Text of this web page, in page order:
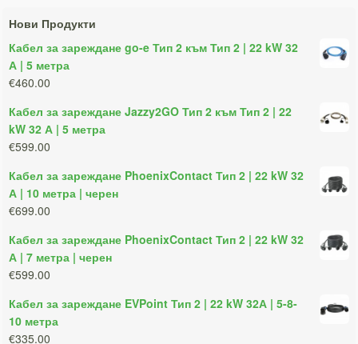
Нови Продукти
Кабел за зареждане go-e Тип 2 към Тип 2 | 22 kW 32
А | 5 метра
€460.00
Кабел за зареждане Jazzy2GO Тип 2 към Тип 2 | 22
kW 32 А | 5 метра
€599.00
Кабел за зареждане PhoenixContact Тип 2 | 22 kW 32
А | 10 метра | черен
€699.00
Кабел за зареждане PhoenixContact Тип 2 | 22 kW 32
А | 7 метра | черен
€599.00
Кабел за зареждане EVPoint Тип 2 | 22 kW 32А | 5-8-
10 метра
€335.00